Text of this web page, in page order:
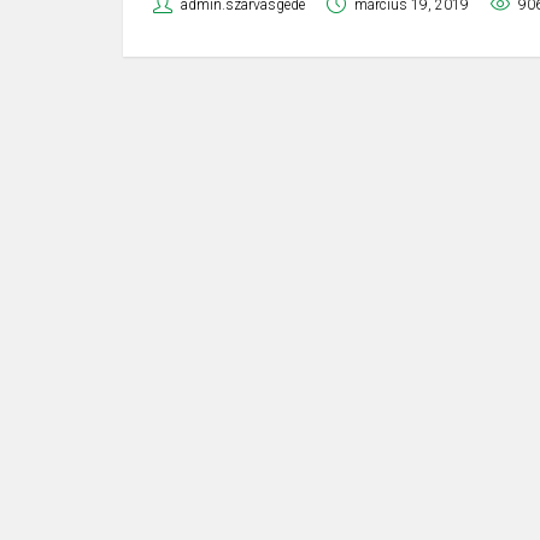
admin.szarvasgede március 19, 2019